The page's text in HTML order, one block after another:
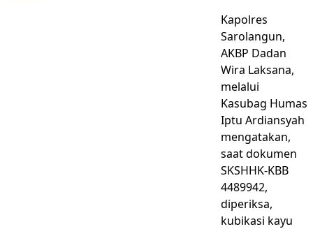
Kapolres
Sarolangun,
AKBP Dadan
Wira Laksana,
melalui
Kasubag Humas
Iptu Ardiansyah
mengatakan,
saat dokumen
SKSHHK-KBB
4489942,
diperiksa,
kubikasi kayu